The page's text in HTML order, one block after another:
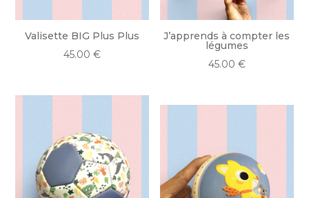
Valisette BIG Plus Plus
45.00€
J’apprends à compter les
légumes
45.00 €